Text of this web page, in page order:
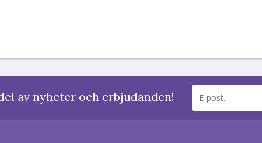
av nyheter och erbjudanden!